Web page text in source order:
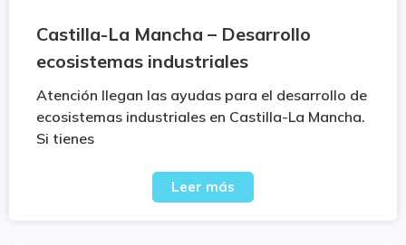
Castilla-La Mancha – Desarrollo
ecosistemas industriales
Atención llegan las ayudas para el desarrollo de
ecosistemas industriales en Castilla-La Mancha.
Si tienes
Leer más